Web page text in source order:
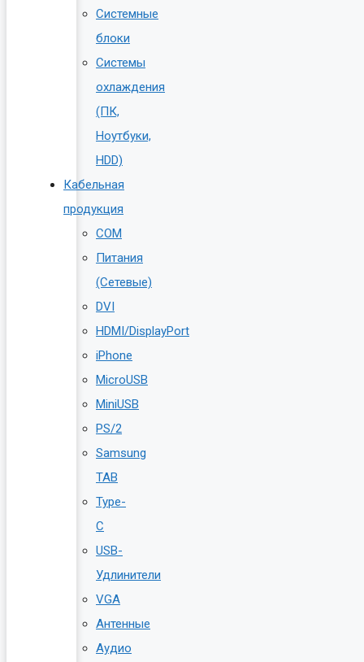
Системные
блоки
Системы
охлаждения
(ПК,
Ноутбуки,
HDD)
Кабельная
продукция
COM
Питания
(Сетевые)
DVI
HDMI/DisplayPort
iPhone
MicroUSB
MiniUSB
PS/2
Samsung
TAB
Type-
C
USB-
Удлинители
VGA
Антенные
Аудио